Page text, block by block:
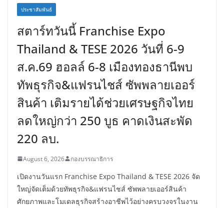
ประชาสัมพันธ์
สตาร์ทวันนี้ Franchise Expo
Thailand & TESE 2026 วันที่ 6-9
ส.ค.69 ฮอลล์ 6-8 เมืองทองธานีพบ
ทัพธุรกิจ&แฟรนไชส์ ซัพพลายเออร์
สินค้า เติมรายได้ช่วยเศรษฐกิจไทย
ลดใหญ่กว่า 250 บูธ คาดเงินสะพัด
220 ลบ.
August 6, 2026 กองบรรณาธิการ
เปิดงานวันแรก Franchise Expo Thailand & TESE 2026 จัด
ใหญ่จัดเต็มด้วยทัพธุรกิจ&แฟรนไชส์ ซัพพลายเออร์สินค้า
ศักยภาพและโมเดลธุรกิจสร้างอาชีพไว้อย่างครบวงจรในงาน